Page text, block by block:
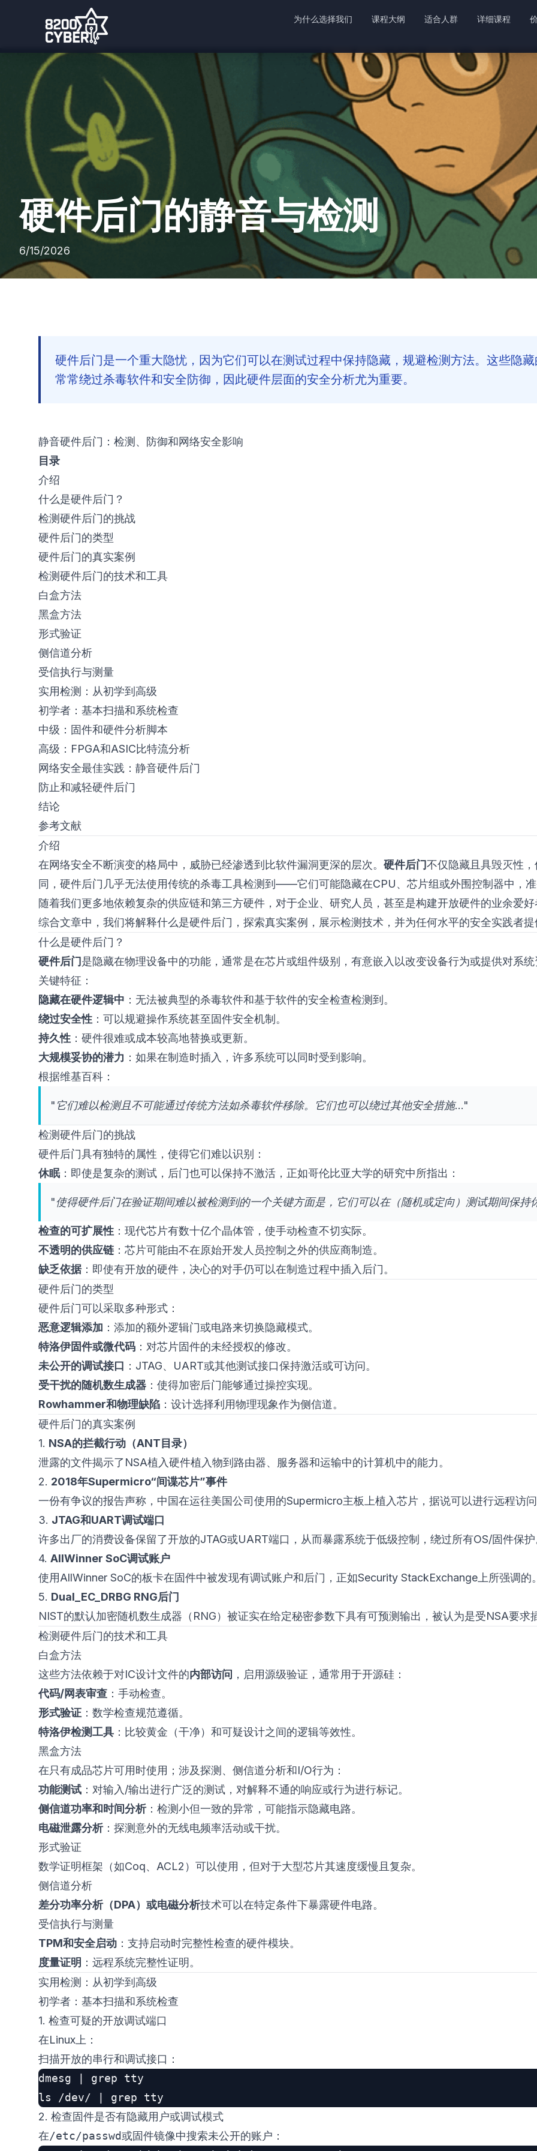
为什么选择我们 课程大纲 适合人群 详细课程
硬件后门的静音与检测
6/15/2026
硬件后门是一个重大隐忧，因为它们可以在测试过程中保持隐藏，规避检测方法。这些隐
常常绕过杀毒软件和安全防御，因此硬件层面的安全分析尤为重要。
静音硬件后门：检测、防御和网络安全影响
目录
介绍
什么是硬件后门？
检测硬件后门的挑战
硬件后门的类型
硬件后门的真实案例
检测硬件后门的技术和工具
白盒方法
黑盒方法
形式验证
侧信道分析
受信执行与测量
实用检测：从初学到高级
初学者：基本扫描和系统检查
中级：固件和硬件分析脚本
高级：FPGA和ASIC比特流分析
网络安全最佳实践：静音硬件后门
防止和减轻硬件后门
结论
参考文献
介绍
在网络安全不断演变的格局中，威胁已经渗透到比软件漏洞更深的层次。 硬件后门不仅隐藏且具毁灭性
同，硬件后门几乎无法使用传统的杀毒工具检测到——它们可能隐藏在CPU、芯片组或外围控制器中，
随着我们更多地依赖复杂的供应链和第三方硬件，对于企业、研究人员，甚至是构建开放硬件的业余爱
综合文章中，我们将解释什么是硬件后门，探索真实案例，展示检测技术，并为任何水平的安全实践者
什么是硬件后门？
硬件后门是隐藏在物理设备中的功能，通常是在芯片或组件级别，有意嵌入以改变设备行为或提供对系
关键特征：
隐藏在硬件逻辑中 ：无法被典型的杀毒软件和基于软件的安全检查检测到。
绕过安全性 ：可以规避操作系统甚至固件安全机制。
持久性 ：硬件很难或成本较高地替换或更新。
大规模妥协的潜力 ：如果在制造时插入，许多系统可以同时受到影响。
根据维基百科 ：
"它们难以检测且不可能通过传统方法如杀毒软件移除。它们也可以绕过其他安全措施..."
检测硬件后门的挑战
硬件后门具有独特的属性，使得它们难以识别：
休眠：即使是复杂的测试，后门也可以保持不激活，正如哥伦比亚大学的研究中所指出：
"使得硬件后门在验证期间难以被检测到的一个关键方面是，它们可以在（随机或定向）测试期间保持
检查的可扩展性 ：现代芯片有数十亿个晶体管，使手动检查不切实际。
不透明的供应链 ：芯片可能由不在原始开发人员控制之外的供应商制造。
缺乏依据：即使有开放的硬件，决心的对手仍可以在制造过程中插入后门。
硬件后门的类型
硬件后门可以采取多种形式：
恶意逻辑添加 ：添加的额外逻辑门或电路来切换隐藏模式。
特洛伊固件或微代码 ：对芯片固件的未经授权的修改。
未公开的调试接口 ：JTAG、UART或其他测试接口保持激活或可访问。
受干扰的随机数生成器 ：使得加密后门能够通过操控实现。
Rowhammer和物理缺陷 ：设计选择利用物理现象作为侧信道。
硬件后门的真实案例
1. NSA的拦截行动（ANT目录）
泄露的文件揭示了NSA植入硬件植入物到路由器、服务器和运输中的计算机中的能力。
2. 2018年Supermicro“间谍芯片”事件
一份有争议的报告声称，中国在运往美国公司使用的Supermicro主板上植入芯片，据说可以进行远程访
3. JTAG和UART调试端口
许多出厂的消费设备保留了开放的JTAG或UART端口，从而暴露系统于低级控制，绕过所有OS/固件保
4. AllWinner SoC调试账户
使用AllWinner SoC的板卡在固件中被发现有调试账户和后门，正如Security StackExchange 上所强调的
5. Dual_EC_DRBG RNG后门
NIST的默认加密随机数生成器（RNG）被证实在给定秘密参数下具有可预测输出，被认为是受NSA要求
检测硬件后门的技术和工具
白盒方法
这些方法依赖于对IC设计文件的内部访问 ，启用源级验证，通常用于开源硅：
代码/网表审查 ：手动检查。
形式验证 ：数学检查规范遵循。
特洛伊检测工具 ：比较黄金（干净）和可疑设计之间的逻辑等效性。
黑盒方法
在只有成品芯片可用时使用；涉及探测、侧信道分析和I/O行为：
功能测试 ：对输入/输出进行广泛的测试，对解释不通的响应或行为进行标记。
侧信道功率和时间分析：检测小但一致的异常，可能指示隐藏电路。
电磁泄露分析：探测意外的无线电频率活动或干扰。
形式验证
数学证明框架（如Coq、 ACL2 ）可以使用，但对于大型芯片其速度缓慢且复杂。
侧信道分析
差分功率分析（DPA） 或电磁分析技术可以在特定条件下暴露硬件电路。
受信执行与测量
TPM和安全启动 ：支持启动时完整性检查的硬件模块。
度量证明 ：远程系统完整性证明。
实用检测：从初学到高级
初学者：基本扫描和系统检查
1. 检查可疑的开放调试端口
在Linux上：
扫描开放的串行和调试接口：
dmesg | grep tty
2. 检查固件是否有隐藏用户或调试模式
在/etc/passwd或固件镜像中搜索未公开的账户：